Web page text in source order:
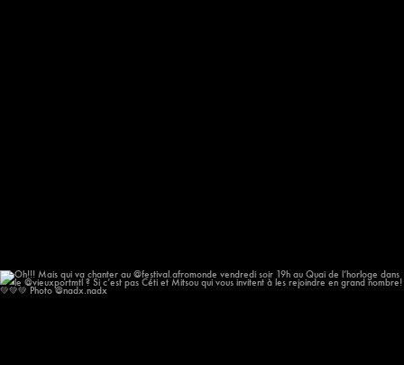
Oh!!! Mais qui va chanter au @festival.afromonde